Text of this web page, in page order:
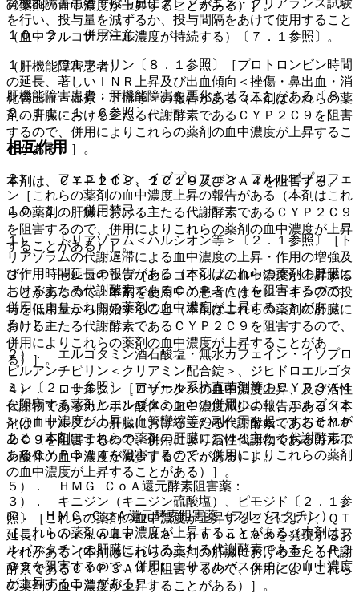
の薬剤の血中濃度が上昇することがある）］。
１０．２． 併用注意：
１）． ワルファリン〔８．１参照〕［プロトロンビン時間
の延長、著しいＩＮＲ上昇及び出血傾向＜挫傷・鼻出血・消
化管出血・血尿・下血等＞の報告がある（本剤はこれらの薬
剤の肝臓における主たる代謝酵素であるＣＹＰ２Ｃ９を阻害
するので、併用によりこれらの薬剤の血中濃度が上昇するこ
とがある）］。
２）． フェニトイン、イブプロフェン、フルルビプロフェ
ン［これらの薬剤の血中濃度上昇の報告がある（本剤はこれ
らの薬剤の肝臓における主たる代謝酵素であるＣＹＰ２Ｃ９
を阻害するので、併用によりこれらの薬剤の血中濃度が上昇
することがある）］。
３）． セレコキシブ［セレコキシブの血中濃度が上昇する
ことがあるので、本剤を使用中の患者にはセレコキシブの投
与を低用量から開始すること（本剤はこれらの薬剤の肝臓に
おける主たる代謝酵素であるＣＹＰ２Ｃ９を阻害するので、
併用によりこれらの薬剤の血中濃度が上昇することがあ
る）］。
４）． ロサルタン［ロサルタンの血中濃度上昇、及び活性
代謝物であるカルボン酸体の血中濃度減少の報告がある（本
剤はロサルタンの肝臓における主たる代謝酵素であるＣＹＰ
２Ｃ９を阻害するので、併用により活性代謝物であるカルボ
ン酸体の血中濃度が減少することがある）］。
５）． ＨＭＧ−ＣｏＡ還元酵素阻害薬：
@． ＨＭＧ−ＣｏＡ還元酵素阻害薬（フルバスタチン）
［これらの薬剤の血中濃度が上昇することがある（本剤はフ
ルバスタチンの肝臓における主たる代謝酵素であるＣＹＰ２
Ｃ９を阻害するので、併用によりフルバスタチンの血中濃度
が上昇することがある）］。
腎機能障害患者：投与前にクレアチニン・クリアランス試験
を行い、投与量を減ずるか、投与間隔をあけて使用すること
（血中フルコナゾール濃度が持続する）〔７．１参照〕。
（肝機能障害患者）
肝機能障害患者：肝機能障害を悪化させることがある〔８．
２、１１．１．６参照〕。
相互作用
本剤は、ＣＹＰ２Ｃ９、２Ｃ１９及び３Ａ４を阻害する。
１０．１． 併用禁忌：
１）． トリアゾラム＜ハルシオン等＞〔２．１参照〕［ト
リアゾラムの代謝遅滞による血中濃度の上昇・作用の増強及
び作用時間延長の報告がある（本剤はこれらの薬剤の肝臓に
おける主たる代謝酵素であるＣＹＰ３Ａ４を阻害するので、
併用によりこれらの薬剤の血中濃度が上昇することがあ
る）］。
２）． エルゴタミン酒石酸塩・無水カフェイン・イソプロ
ピルアンチピリン＜クリアミン配合錠＞、ジヒドロエルゴタ
ミン〔２．１参照〕［アゾール系抗真菌剤等のＣＹＰ３Ａ４
を阻害する薬剤とエルゴタミンとの併用により、エルゴタミ
ンの血中濃度が上昇し血管攣縮等の副作用を起こすおそれが
ある（本剤はこれらの薬剤の肝臓における主たる代謝酵素で
あるＣＹＰ３Ａ４を阻害するので、併用によりこれらの薬剤
の血中濃度が上昇することがある）］。
３）． キニジン（キニジン硫酸塩）、ピモジド〔２．１参
照〕［これらの薬剤の血中濃度が上昇することにより、ＱＴ
延長、ｔｏｒｓａｄｅ ｄｅ ｐｏｉｎｔｅｓを発現するお
それがある（本剤はこれらの薬剤の肝臓における主たる代謝
酵素であるＣＹＰ３Ａ４を阻害するので、併用によりこれら
の薬剤の血中濃度が上昇することがある）］。